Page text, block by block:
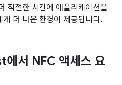
적절한 시간에 애플리케이션을
더 나은 환경이 제공됩니다.
서 NFC 액세스 요